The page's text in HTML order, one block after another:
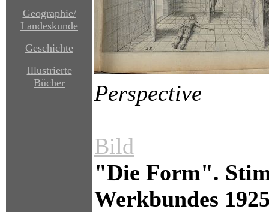
Geographie/
Landeskunde
Geschichte
Illustrierte
Bücher
Perspective
Bild
"Die Form".
Werkbundes